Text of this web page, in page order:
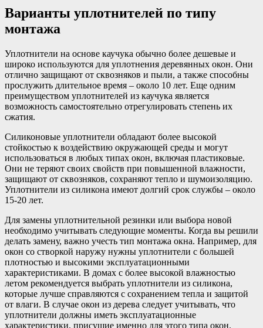
Варианты уплотнителей по типу
монтажа
Уплотнители на основе каучука обычно более дешевые и
широко используются для уплотнения деревянных окон. Они
отлично защищают от сквозняков и пыли, а также способны
прослужить длительное время – около 10 лет. Еще одним
преимуществом уплотнителей из каучука является
возможность самостоятельно отрегулировать степень их
сжатия.
Силиконовые уплотнители обладают более высокой
стойкостью к воздействию окружающей среды и могут
использоваться в любых типах окон, включая пластиковые.
Они не теряют своих свойств при повышенной влажности,
защищают от сквозняков, сохраняют тепло и шумоизоляцию.
Уплотнители из силикона имеют долгий срок службы – около
15-20 лет.
Для замены уплотнительной резинки или выбора новой
необходимо учитывать следующие моменты. Когда вы решили
делать замену, важно учесть тип монтажа окна. Например, для
окон со створкой наружу нужны уплотнители с большей
плотностью и высокими эксплуатационными
характеристиками. В домах с более высокой влажностью
летом рекомендуется выбрать уплотнители из силикона,
которые лучше справляются с сохранением тепла и защитой
от влаги. В случае окон из дерева следует учитывать, что
уплотнители должны иметь эксплуатационные
характеристики, присущие именно для этого типа окон.